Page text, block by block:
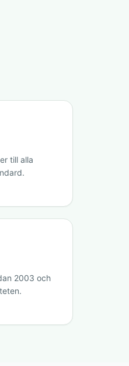
till alla
2003 och